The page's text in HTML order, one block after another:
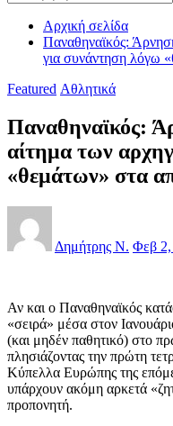
Αρχική σελίδα
Παναθηναϊκός:
για συνάντηση λόγω
Featured Αθλητικά
Παναθηναϊκός:
αίτημα των
«θεμάτων» στα
Δημήτρης Ν. Φεβ 2,
Αν και ο Παναθηναϊκός
«σειρά» μέσα στον
(και μηδέν παθητικό) στο
πλησιάζοντας την πρώτη
Κύπελλα Ευρώπης της
υπάρχουν ακόμη αρκετά
προπονητή.